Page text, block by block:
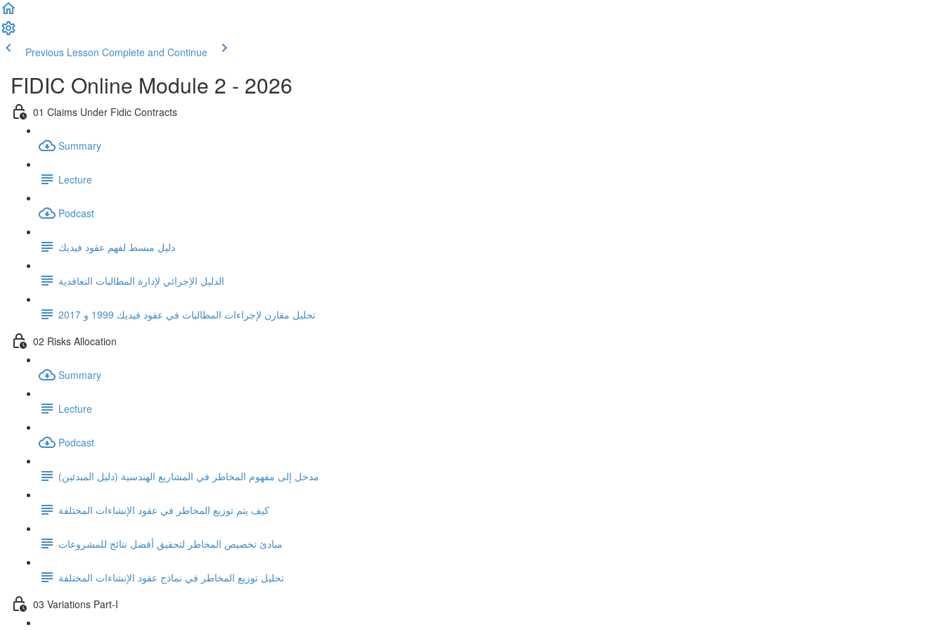
Previous Lesson Complete and Continue
FIDIC Online Module 2 - 2026
01 Claims Under Fidic Contracts
Summary
Lecture
Podcast
دليل مبسط لفهم عقود فيديك
الدليل الإجرائي لإدارة المطالبات التعاقدية
تحليل مقارن لإجراءات المطالبات في عقود فيديك 1999 و 2017
02 Risks Allocation
Summary
Lecture
Podcast
مدخل إلى مفهوم المخاطر في المشاريع الهندسية (دليل المبدئين)
كيف يتم توزيع المخاطر في عقود الإنشاءات المختلفة
مبادئ تخصيص المخاطر لتحقيق أفضل نتائج للمشروعات
تحليل توزيع المخاطر في نماذج عقود الإنشاءات المختلفة
03 Variations Part-I